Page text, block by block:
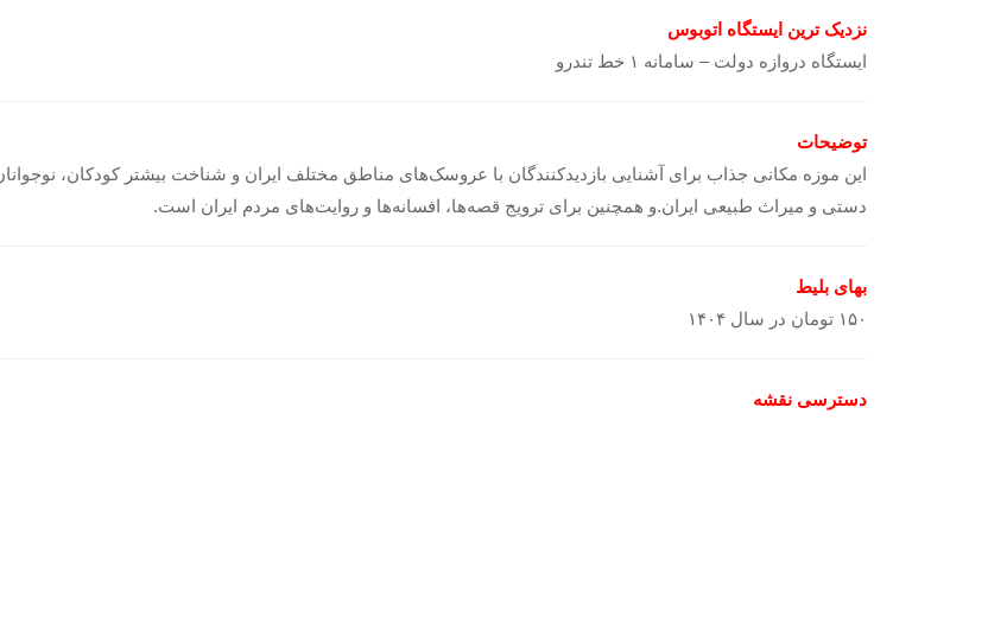
نزدیک ترین ایستگاه اتوبوس
ایستگاه دروازه دولت – سامانه ۱ خط تندرو
توضیحات
این موزه مکانی جذاب برای آشنایی بازدیدکنندگان با عروسک‌های مناطق مختلف ایران و شناخت بیشتر کودکان،
دستی و میراث طبیعی ایران.و همچنین برای ترویج قصه‌ها، افسانه‌ها و روایت‌های مردم ایران است.
بهای بلیط
۱۵۰ تومان در سال ۱۴۰۴
دسترسی نقشه